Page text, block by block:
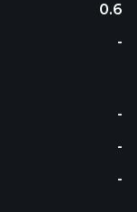
0.6
-
-
-
-